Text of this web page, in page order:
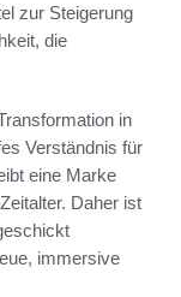
zur Steigerung
die
in
Verständnis für
eine Marke
Daher ist
immersive